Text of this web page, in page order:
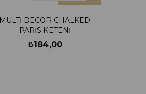
MULTİ DECOR CHALKED
PARİS KETENİ
₺184,00